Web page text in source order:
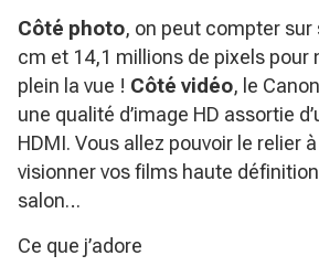
Côté photo, on peut compter sur
cm et 14,1 millions de pixels pour
plein la vue ! Côté vidéo, le
une qualité d’image HD assortie
HDMI. Vous allez pouvoir le relier
visionner vos films haute
salon…
Ce que j’adore